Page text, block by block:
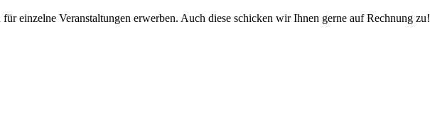
einzelne Veranstaltungen erwerben. Auch diese schicken wir Ihnen gerne auf Rechnung zu!